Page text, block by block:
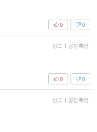
0
0
신고 | 공감 확인
0
0
신고 | 공감 확인